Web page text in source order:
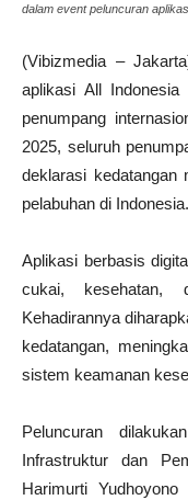
dalam event peluncuran
(Vibizmedia –
aplikasi All
penumpang
2025, seluruh
deklarasi kedatangan
pelabuhan di Indonesia.
Aplikasi berbasis
cukai, kesehatan,
Kehadirannya
kedatangan,
sistem keamanan
Peluncuran
Infrastruktur dan
Harimurti